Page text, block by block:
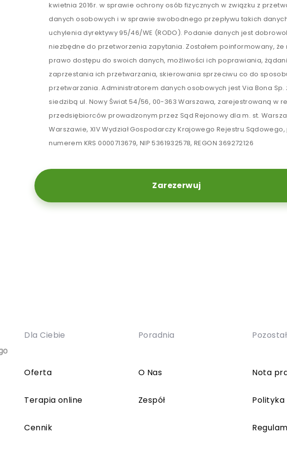
kwietnia 2016r. w sprawie ochrony osób fizycznych w związku z
danych osobowych i w sprawie swobodnego przepływu takich
uchylenia dyrektywy 95/46/WE (RODO). Podanie danych jest
niezbędne do przetworzenia zapytania. Zostałem poinformowany, że
prawo dostępu do swoich danych, możliwości ich poprawiania,
zaprzestania ich przetwarzania, skierowania sprzeciwu co do
przetwarzania. Administratorem danych osobowych jest Via Bona Sp.
siedzibą ul. Nowy Świat 54/56, 00-363 Warszawa, zarejestrowaną w
przedsiębiorców prowadzonym przez Sąd Rejonowy dla m. st.
Warszawie, XIV Wydział Gospodarczy Krajowego Rejestru
numerem KRS 0000713679, NIP 5361932578, REGON 369272126
Zarezerwuj
Dla Ciebie
Oferta
Terapia online
Cennik
Poradnia
O Nas
Zespół
Nota